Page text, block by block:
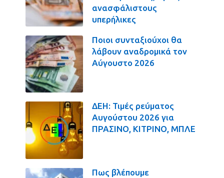
ανασφάλιστους
υπερήλικες
Ποιοι συνταξιούχοι θα
λάβουν αναδρομικά τον
Αύγουστο 2026
ΔΕΗ: Τιμές ρεύματος
Αυγούστου 2026 για
ΠΡΑΣΙΝΟ, ΚΙΤΡΙΝΟ, ΜΠΛΕ
Πως βλέπουμε